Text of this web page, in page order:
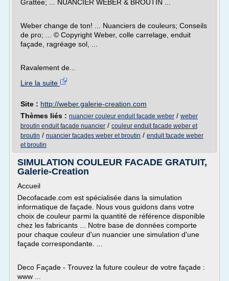
Grattée; ... NUANCIER WEBER & BROUTIN ...
Weber change de ton! ... Nuanciers de couleurs; Conseils
de pro; ... © Copyright Weber, colle carrelage, enduit
façade, ragréage sol, ...
Ravalement de...
Lire la suite
Site : http://weber.galerie-creation.com
Thèmes liés : nuancier couleur enduit facade weber / weber
broutin enduit facade nuancier / couleur enduit facade weber et
broutin / nuancier facades weber et broutin / enduit facade weber
et broutin
SIMULATION COULEUR FACADE GRATUIT,
Galerie-Creation
Accueil
Decofacade.com est spécialisée dans la simulation
informatique de façade. Nous vous guidons dans votre
choix de couleur parmi la quantité de référence disponible
chez les fabricants ... Notre base de données comporte
pour chaque couleur d'un nuancier une simulation d'une
façade correspondante. ...
Deco Façade - Trouvez la future couleur de votre façade :
www ...